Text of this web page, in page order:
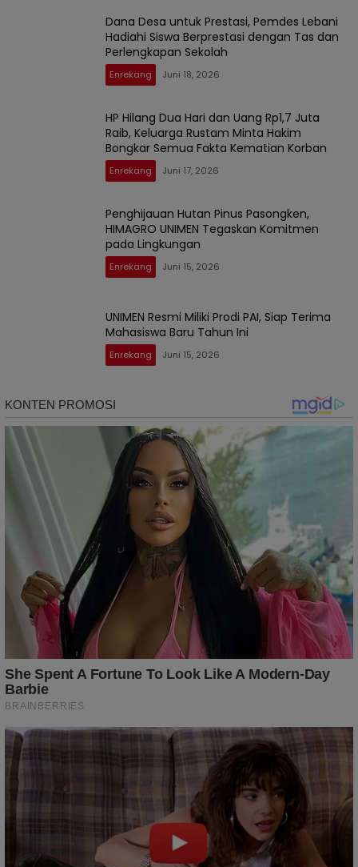
Dana Desa untuk Prestasi, Pemdes Lebani
Hadiahi Siswa Berprestasi dengan Tas dan
Perlengkapan Sekolah
Enrekang Juni 18, 2026
HP Hilang Dua Hari dan Uang Rp1,7 Juta
Raib, Keluarga Rustam Minta Hakim
Bongkar Semua Fakta Kematian Korban
Enrekang Juni 17, 2026
Penghijauan Hutan Pinus Pasongken,
HIMAGRO UNIMEN Tegaskan Komitmen
pada Lingkungan
Enrekang Juni 15, 2026
UNIMEN Resmi Miliki Prodi PAI, Siap Terima
Mahasiswa Baru Tahun Ini
Enrekang Juni 15, 2026